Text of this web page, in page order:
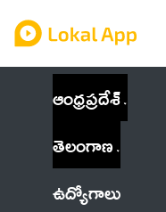
ఆంధ్రప్రదేశ్
తెలంగాణ
ఉద్యోగాలు